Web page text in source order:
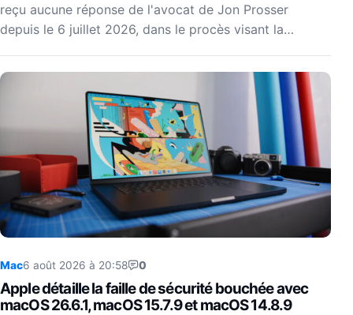
reçu aucune réponse de l'avocat de Jon Prosser
depuis le 6 juillet 2026, dans le procès visant la…
Mac6 août 2026 à 20:58 0
Apple détaille la faille de sécurité bouchée avec
macOS 26.6.1, macOS 15.7.9 et macOS 14.8.9